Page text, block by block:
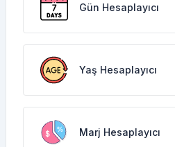
Gün Hesaplayıcı
Yaş Hesaplayıcı
Marj Hesaplayıcı